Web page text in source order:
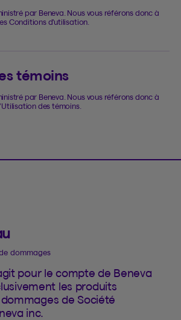
par Beneva. Nous vous référons donc à
Conditions d’utilisation.
témoins
par Beneva. Nous vous référons donc à
des témoins.
dommages
pour le compte de Beneva
les produits
dommages de Société
inc.